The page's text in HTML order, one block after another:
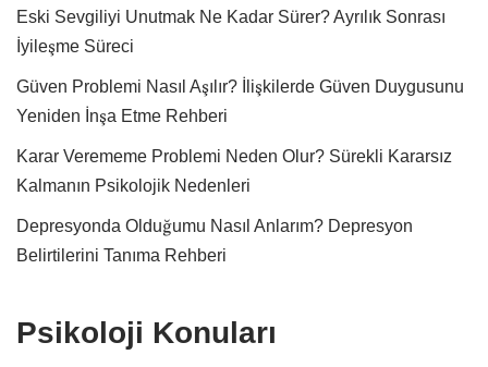
Eski Sevgiliyi Unutmak Ne Kadar Sürer? Ayrılık Sonrası
İyileşme Süreci
Güven Problemi Nasıl Aşılır? İlişkilerde Güven Duygusunu
Yeniden İnşa Etme Rehberi
Karar Verememe Problemi Neden Olur? Sürekli Kararsız
Kalmanın Psikolojik Nedenleri
Depresyonda Olduğumu Nasıl Anlarım? Depresyon
Belirtilerini Tanıma Rehberi
Psikoloji Konuları